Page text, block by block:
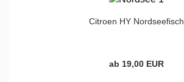
Citroen HY Nordseefisch
ab 19,00 EUR